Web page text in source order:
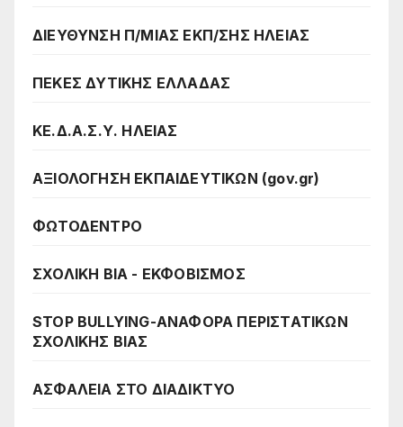
ΔΙΕΥΘΥΝΣΗ Π/ΜΙΑΣ ΕΚΠ/ΣΗΣ ΗΛΕΙΑΣ
ΠΕΚΕΣ ΔΥΤΙΚΗΣ ΕΛΛΑΔΑΣ
ΚΕ.Δ.Α.Σ.Υ. ΗΛΕΙΑΣ
ΑΞΙΟΛΟΓΗΣΗ ΕΚΠΑΙΔΕΥΤΙΚΩΝ (gov.gr)
ΦΩΤΟΔΕΝΤΡΟ
ΣΧΟΛΙΚΗ ΒΙΑ - ΕΚΦΟΒΙΣΜΟΣ
STOP BULLYING-ΑΝΑΦΟΡΑ ΠΕΡΙΣΤΑΤΙΚΩΝ
ΣΧΟΛΙΚΗΣ ΒΙΑΣ
ΑΣΦΑΛΕΙΑ ΣΤΟ ΔΙΑΔΙΚΤΥΟ